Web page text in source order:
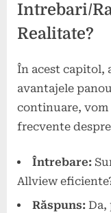
Intrebari/
Realitate?
În acest capitol,
avantajele
continuare,
frecvente
Întrebare:
Allview
Răspuns: